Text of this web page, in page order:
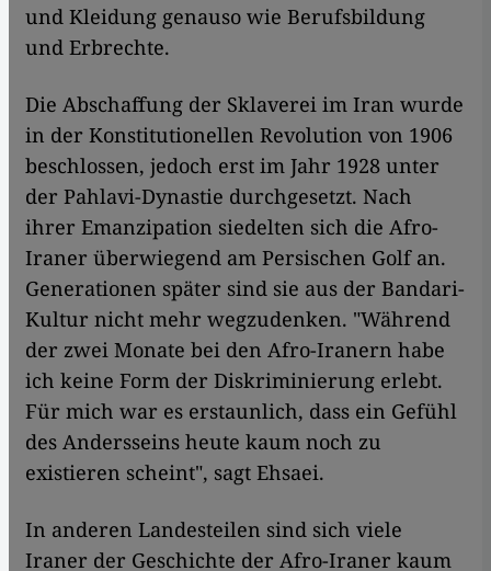
und Kleidung genauso wie Berufsbildung
und Erbrechte.
Die Abschaffung der Sklaverei im Iran wurde
in der Konstitutionellen Revolution von 1906
beschlossen, jedoch erst im Jahr 1928 unter
der Pahlavi-Dynastie durchgesetzt. Nach
ihrer Emanzipation siedelten sich die Afro-
Iraner überwiegend am Persischen Golf an.
Generationen später sind sie aus der Bandari-
Kultur nicht mehr wegzudenken. "Während
der zwei Monate bei den Afro-Iranern habe
ich keine Form der Diskriminierung erlebt.
Für mich war es erstaunlich, dass ein Gefühl
des Andersseins heute kaum noch zu
existieren scheint", sagt Ehsaei.
In anderen Landesteilen sind sich viele
Iraner der Geschichte der Afro-Iraner kaum